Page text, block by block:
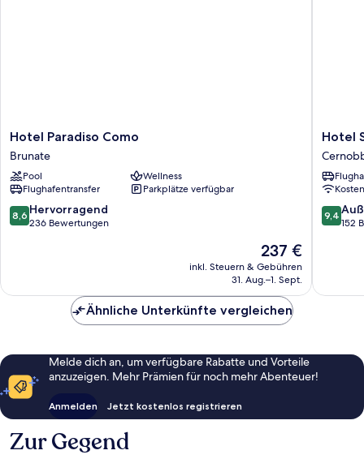
Hotel
Paradiso
Como
Brunate
Hotel Paradiso Como
Brunate
Pool
Wellness
Flughafentransfer
Parkplätze verfügbar
8.6
von
8,6 Hervorragend
236 Bewertungen
Der
Preis
beträgt
237 €
inkl. Steuern & Gebühren
31. Aug.–1. Sept.
Hotel
San
Hotel
9.4
von
9,4
152
Ähnliche Unterkünfte vergleichen
Melde dich an, um verfügbare Rabatte und Vorteile
anzuzeigen. Mehr Prämien für noch mehr Abenteuer!
Anmelden Jetzt kostenlos registrieren
Zur Gegend